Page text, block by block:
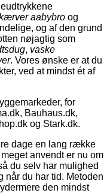
aabybro og
og af den grund
nøjagtig som
, vaske
. Vores ønske er at du
ved at mindst ét af
for
Bauhaus.dk,
og Stark.dk.
dage en lang række
anvendt er nu om
du selv har mulighed
når du har tid. Metoden
den mindst